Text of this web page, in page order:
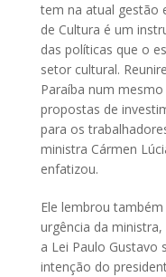
tem na atual gestão
de Cultura é um
das políticas que o
setor cultural.
Paraíba num
propostas de
para os
ministra Cármen
enfatizou.
Ele lembrou
urgência da
a Lei Paulo Gustavo
intenção do